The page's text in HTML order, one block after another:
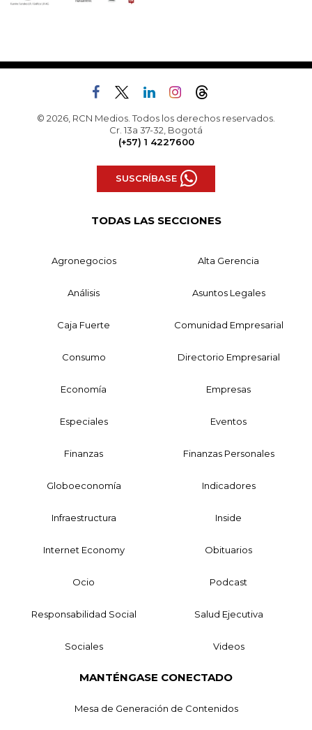
© 2026, RCN Medios. Todos los derechos reservados.
Cr. 13a 37-32, Bogotá
(+57) 1 4227600
SUSCRÍBASE
TODAS LAS SECCIONES
Agronegocios Alta Gerencia
Análisis Asuntos Legales
Caja Fuerte Comunidad Empresarial
Consumo Directorio Empresarial
Economía Empresas
Especiales Eventos
Finanzas Finanzas Personales
Globoeconomía Indicadores
Infraestructura Inside
Internet Economy Obituarios
Ocio Podcast
Responsabilidad Social Salud Ejecutiva
Sociales Videos
MANTÉNGASE CONECTADO
Mesa de Generación de Contenidos